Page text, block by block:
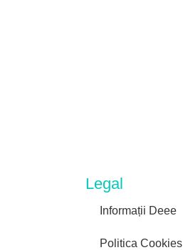
Legal
Informații Deee
Politica Cookies